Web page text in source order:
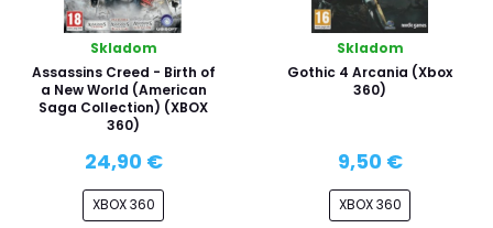
Skladom
Assassins Creed - Birth of
a New World (American
Saga Collection) (XBOX
360)
24,90 €
XBOX 360
Skladom
Gothic 4 Arcania (Xbox
360)
9,50 €
XBOX 360